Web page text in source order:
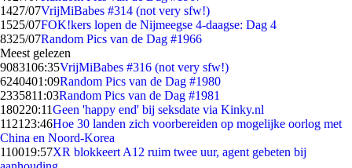
1427/07VrijMiBabes #314 (not very sfw!)
1525/07FOK!kers lopen de Nijmeegse 4-daagse: Dag 4
8325/07Random Pics van de Dag #1966
Meest gelezen
9083106:35VrijMiBabes #316 (not very sfw!)
6240401:09Random Pics van de Dag #1980
2335811:03Random Pics van de Dag #1981
180220:11Geen 'happy end' bij seksdate via Kinky.nl
1121 23:46Hoe 30 landen zich voorbereiden op mogelijke oorlog met
China en Noord-Korea
110019:57XR blokkeert A12 ruim twee uur, agent gebeten bij